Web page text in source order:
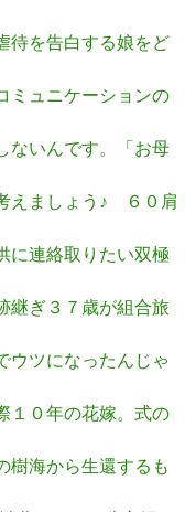
待を告白する娘をど
ミュニケーションの
ないんです。「お母
えましょう♪ ６０肩
に連絡取りたい双極
継ぎ３７歳が組合旅
ウツになったんじゃ
１０年の花嫁。式の
樹海から生還するも